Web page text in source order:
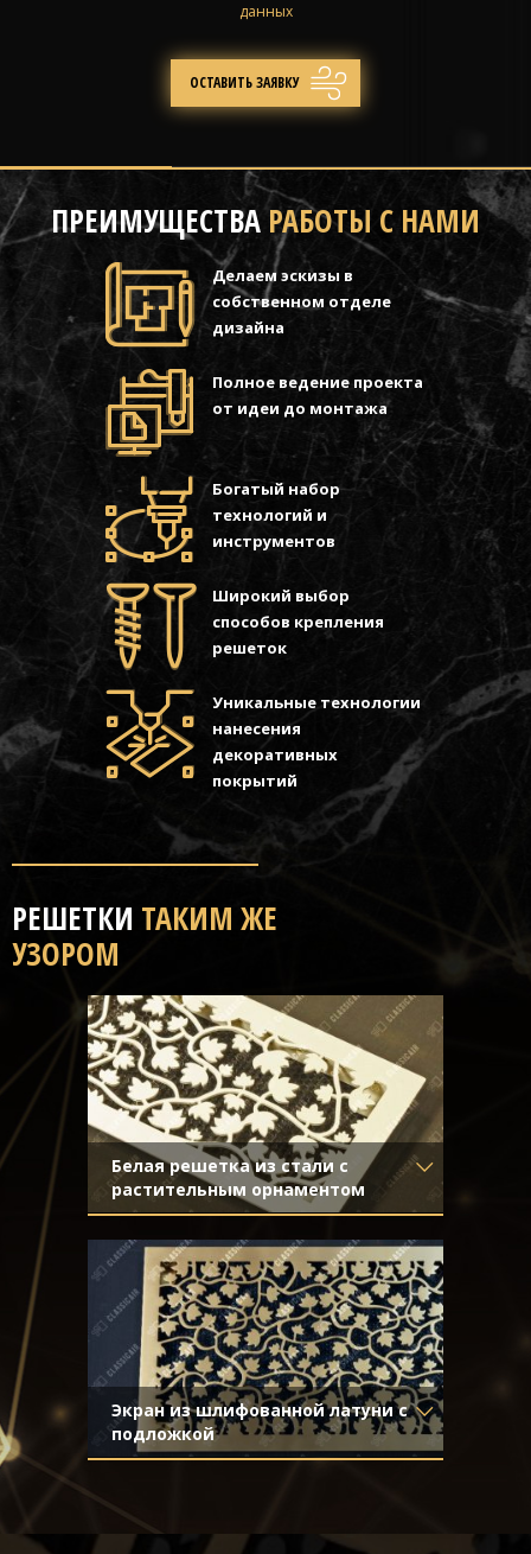
данных
ПРЕИМУЩЕСТВАРАБОТЫ С НАМИ
Делаем эскизы в
собственном отделе
дизайна
Полное ведение проекта
от идеи до монтажа
Богатый набор
технологий и
инструментов
Широкий выбор
способов крепления
решеток
Уникальные технологии
нанесения
декоративных
покрытий
РЕШЕТКИ ТАКИМ ЖЕ
УЗОРОМ
Белая решетка из стали с
растительным орнаментом
Материал- Обычная сталь
Отделка- Покраска
Экран из шлифованной латуни с
подложкой
Материал- Латунь